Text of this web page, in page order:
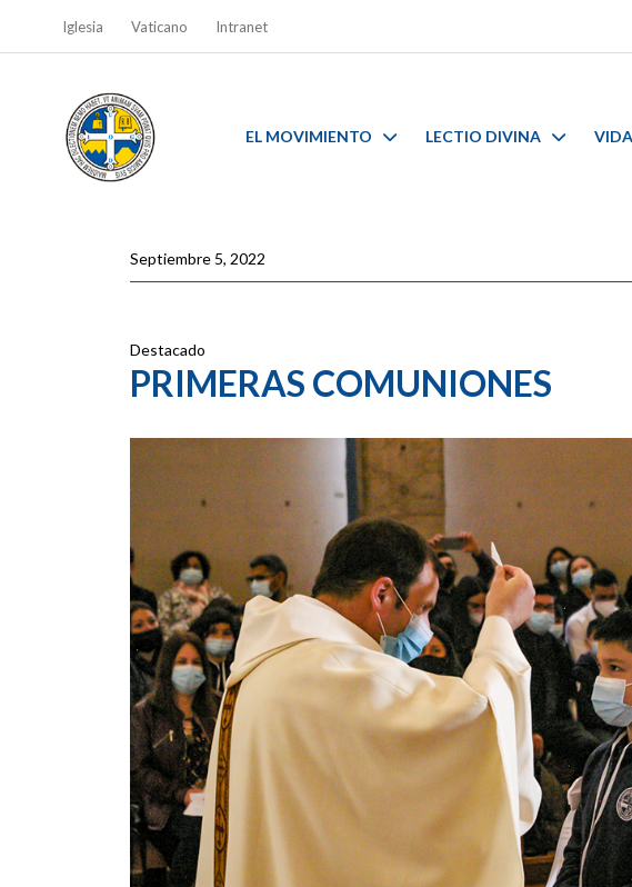
Iglesia Vaticano Intranet
EL MOVIMIENTO LECTIO DIVINA
Septiembre 5, 2022
Destacado
PRIMERAS COMUNIONES